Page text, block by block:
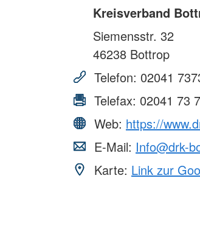
Kreisverband
Siemensstr. 32
46238 Bottrop
Telefon: 02041
Telefax: 02041 73
Web: https://
E-Mail: Info@drk-
Karte: Link zur